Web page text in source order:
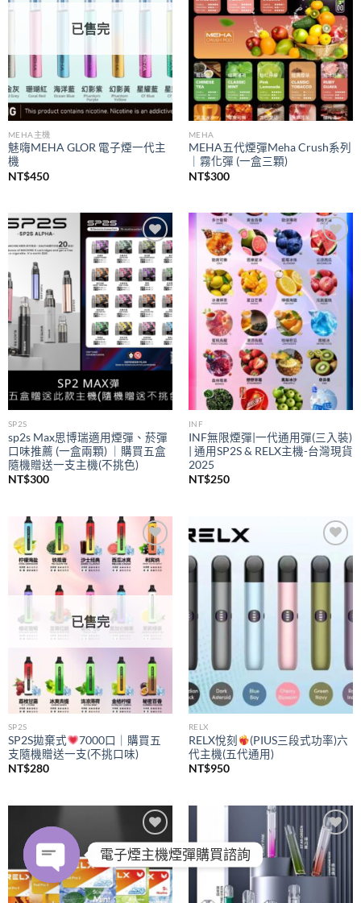
已售完
MEHA主機
魅嗨MEHA GLOR 電子煙一代主
機
NT$450
MEHA
MEHA五代煙彈Meha Crush系列
｜霧化彈 (一盒三顆)
NT$300
Add to
wishlist
SP2S
sp2s Max思博瑞適用煙彈、菸彈
口味推薦 (一盒兩顆) ｜購買五盒
隨機贈送一支主機(不挑色)
NT$300
Add to
wishlist
INF
INF無限煙彈|一代通用彈(三入裝)
| 通用SP2S & RELX主機-台灣現貨
2025
NT$250
Add to
wishlist
已售完
SP2S
SP2S拋棄式
7000口｜購買五
支隨機贈送一支(不挑口味)
NT$280
Add to
wishlist
RELX
RELX悅刻
(PIUS三段式功率)六
代主機(五代通用)
NT$950
Add to
wishlist
Add to
wishlist
電子煙主機煙彈購買諮詢
OPEN